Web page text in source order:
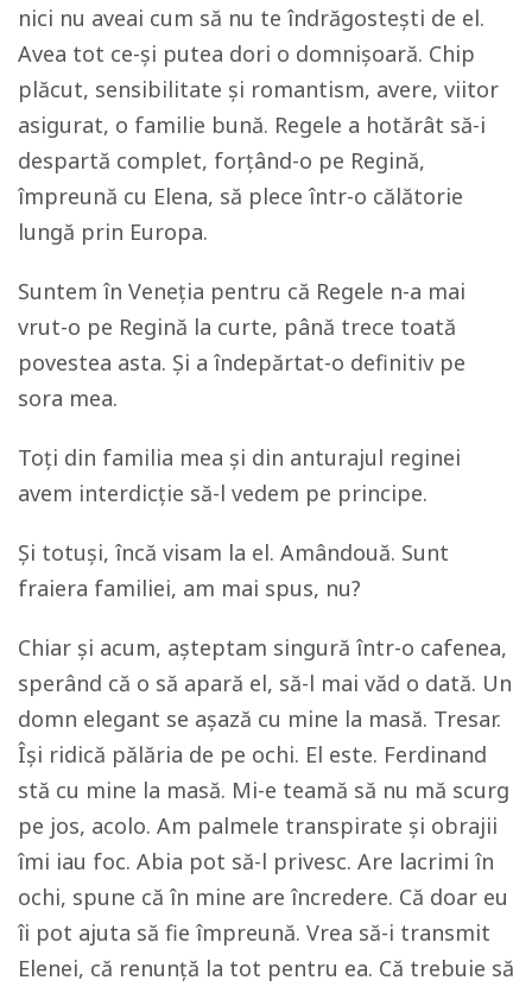
nici nu aveai cum să nu te îndrăgostești de el.
Avea tot ce-și putea dori o domnișoară. Chip
plăcut, sensibilitate și romantism, avere, viitor
asigurat, o familie bună. Regele a hotărât să-i
despartă complet, forțând-o pe Regină,
împreună cu Elena, să plece într-o călătorie
lungă prin Europa.
Suntem în Veneția pentru că Regele n-a mai
vrut-o pe Regină la curte, până trece toată
povestea asta. Și a îndepărtat-o definitiv pe
sora mea.
Toți din familia mea și din anturajul reginei
avem interdicție să-l vedem pe principe.
Și totuși, încă visam la el. Amândouă. Sunt
fraiera familiei, am mai spus, nu?
Chiar și acum, așteptam singură într-o cafenea,
sperând că o să apară el, să-l mai văd o dată. Un
domn elegant se așază cu mine la masă. Tresar.
Își ridică pălăria de pe ochi. El este. Ferdinand
stă cu mine la masă. Mi-e teamă să nu mă scurg
pe jos, acolo. Am palmele transpirate și obrajii
îmi iau foc. Abia pot să-l privesc. Are lacrimi în
ochi, spune că în mine are încredere. Că doar eu
îi pot ajuta să fie împreună. Vrea să-i transmit
Elenei, că renunță la tot pentru ea. Că trebuie să